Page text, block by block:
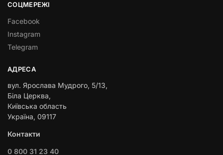
СОЦМЕРЕЖІ
Facebook
Instagram
Telegram
АДРЕСА
вул. Ярослава Мудрого, 5/13,
Біла Церква,
Київська область
Україна, 09117
Контакти
0 800 31 23 40